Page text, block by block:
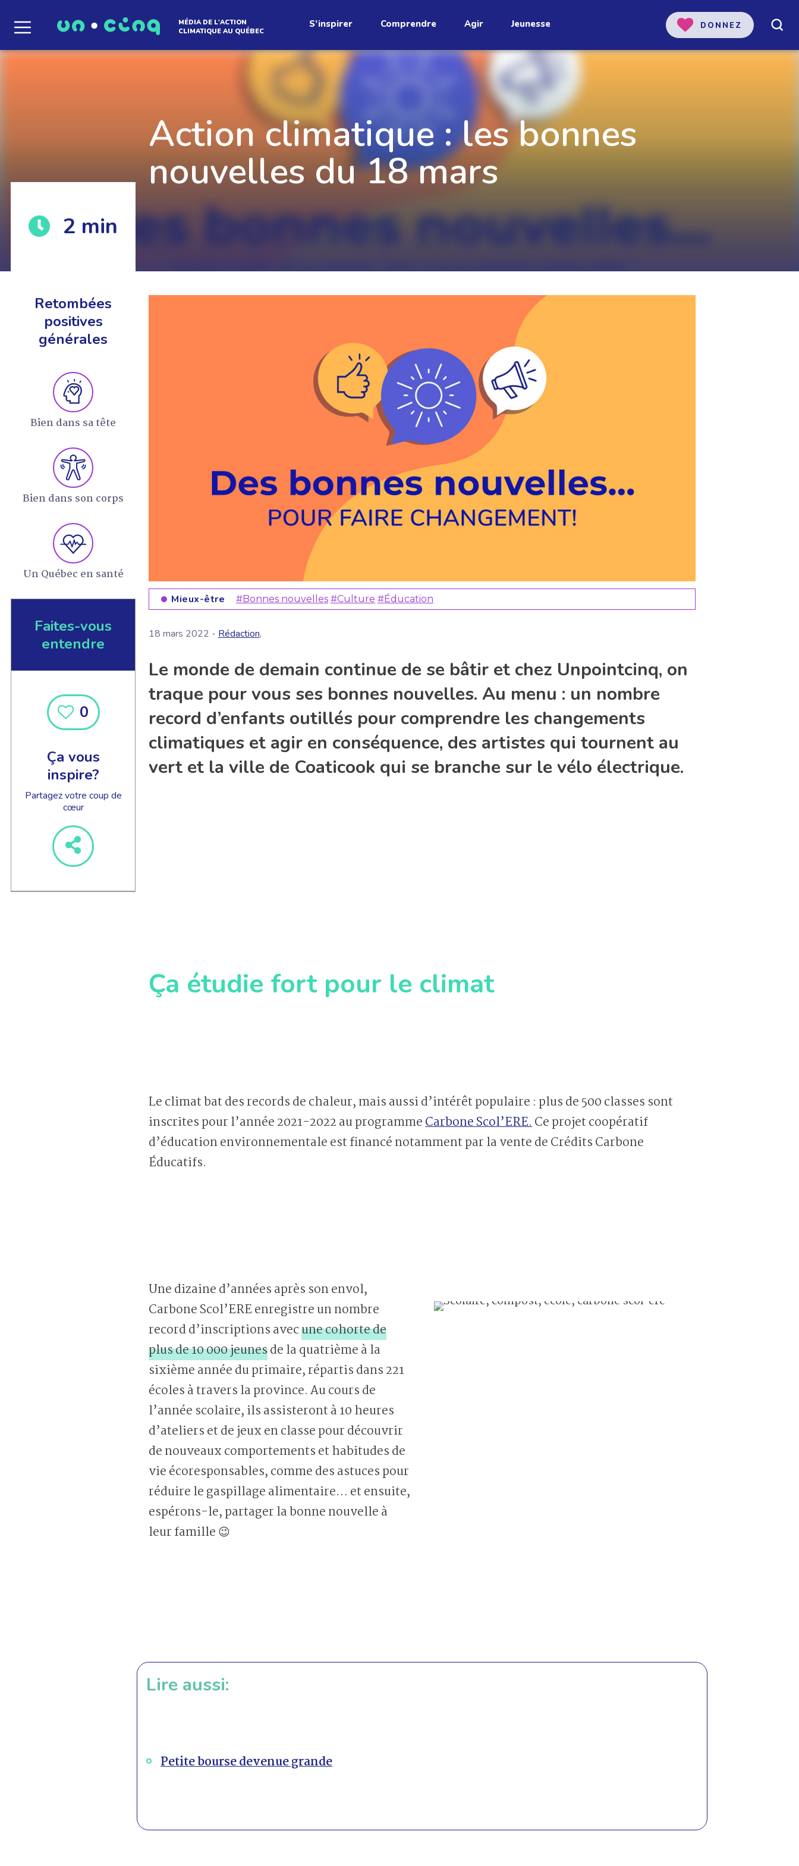
Le média qui détend
Que des solutions concrètes et inspirantes. Ici au Québec. Abonnez-vous à
notre infolettre pour découvrir des initiatives prometteuses et des gestes
qui créent le mouvement.
Découvrez notre
infolettre!
JE M'ABONNE
MÉDIA DE L'ACTION
CLIMATIQUE AU QUÉBEC
S’inspirer Comprendre Agir Jeunesse DONNEZ
Action climatique : les bonnes
nouvelles du 18 mars
2 min
Retombées
positives
générales
Bien dans sa tête
Bien dans son corps
Un Québec en santé
Faites-vous
entendre
0
Ça vous
inspire?
Partagez votre coup de
cœur
Mieux-être #Bonnes nouvelles #Culture #Éducation
18 mars 2022 - Rédaction,
Le monde de demain continue de se bâtir et chez Unpointcinq, on
traque pour vous ses bonnes nouvelles. Au menu : un nombre
record d’enfants outillés pour comprendre les changements
climatiques et agir en conséquence, des artistes qui tournent au
vert et la ville de Coaticook qui se branche sur le vélo électrique.
Ça étudie fort pour le climat
Le climat bat des records de chaleur, mais aussi d’intérêt populaire : plus de 500 classes sont
inscrites pour l’année 2021-2022 au programmeCarbone Scol’ERE.Ce projet coopératif
d’éducation environnementale est financé notamment par la vente de Crédits Carbone
Éducatifs.
Une dizaine d’années après son envol,
Carbone Scol’ERE enregistre un nombre
record d’inscriptions avecune cohorte de
plus de 10 000 jeunesde la quatrième à la
sixième année du primaire, répartis dans 221
écoles à travers la province. Au cours de
l’année scolaire, ils assisteront à 10 heures
d’ateliers et de jeux en classe pour découvrir
de nouveaux comportements et habitudes de
vie écoresponsables, comme des astuces pour
réduire le gaspillage alimentaire… et ensuite,
espérons-le, partager la bonne nouvelle à
leur famille 😉
Lire aussi:
Petite bourse devenue grande